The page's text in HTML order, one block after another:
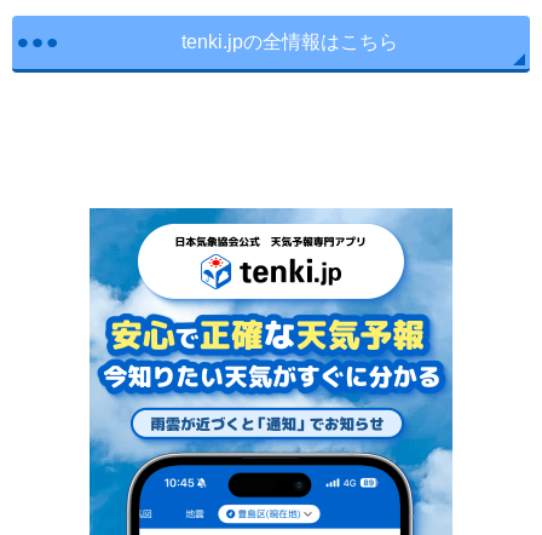
tenki.jpの全情報はこちら